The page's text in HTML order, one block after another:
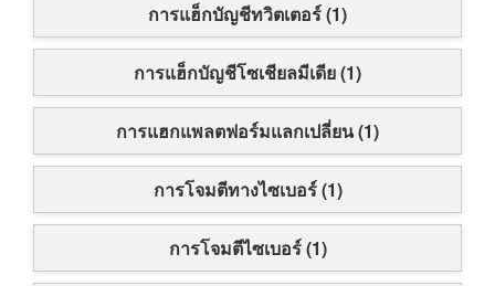
การแฮ็กบัญชีทวิตเตอร์ (1)
การแฮ็กบัญชีโซเชียลมีเดีย (1)
การแฮกแพลตฟอร์มแลกเปลี่ยน (1)
การโจมตีทางไซเบอร์ (1)
การโจมตีไซเบอร์ (1)